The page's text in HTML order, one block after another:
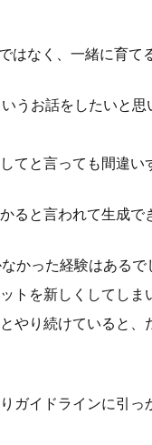
はなく、一緒に育て
うお話をしたいと思
てと言っても間違い
ると言われて生成で
かった経験はあるで
トを新しくしてしま
やり続けていると、
ガイドラインに引っ